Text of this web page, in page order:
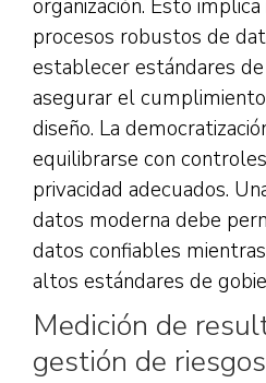
organización. Esto
procesos robustos de
establecer estándares
asegurar el
diseño. La
equilibrarse con
privacidad adecuados.
datos moderna debe
datos confiables
altos estándares de
Medición de
gestión de riesgos